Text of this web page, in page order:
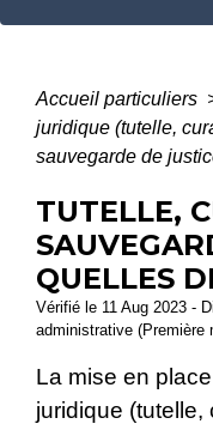
Accueil particuliers
juridique (tutelle,
sauvegarde de
TUTELLE,
QUELLES
Vérifié le 11 Aug 2023 -
administrative (Première
La mise en
juridique